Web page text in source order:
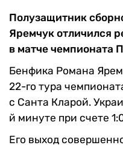
Полузащитник
Яремчук отличился
в матче чемпионата
Бенфика Романа
22-го тура
с Санта Кларой.
й минуте при счете
Его выход